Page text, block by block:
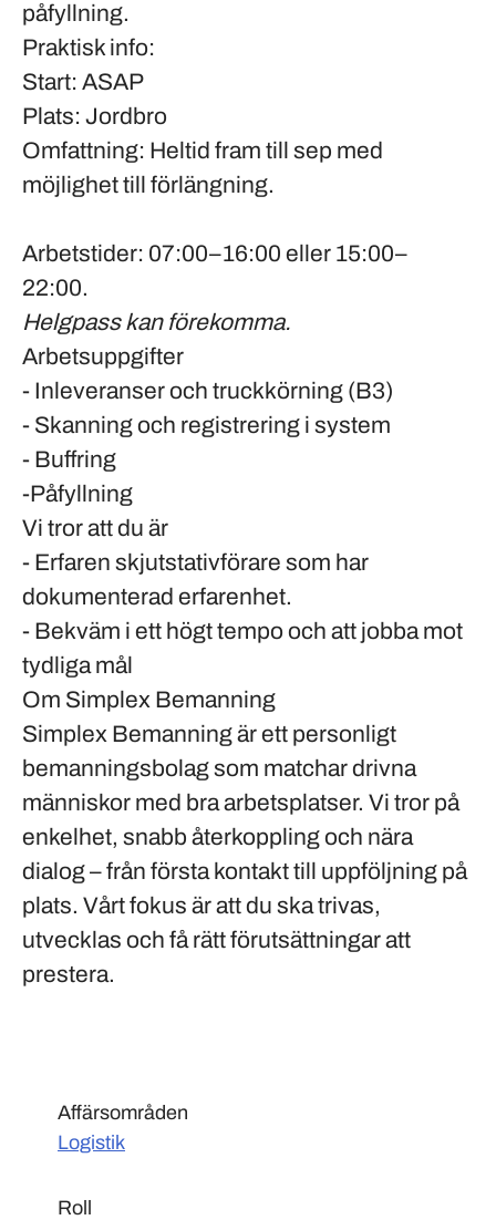
påfyllning.
Praktisk info:
Start: ASAP
Plats: Jordbro
Omfattning: Heltid fram till sep med
möjlighet till förlängning.
Arbetstider: 07:00–16:00 eller 15:00–
22:00.
Helgpass kan förekomma.
Arbetsuppgifter
- Inleveranser och truckkörning (B3)
- Skanning och registrering i system
- Buffring
-Påfyllning
Vi tror att du är
- Erfaren skjutstativförare som har
dokumenterad erfarenhet.
- Bekväm i ett högt tempo och att jobba mot
tydliga mål
Om Simplex Bemanning
Simplex Bemanning är ett personligt
bemanningsbolag som matchar drivna
människor med bra arbetsplatser. Vi tror på
enkelhet, snabb återkoppling och nära
dialog – från första kontakt till uppföljning på
plats. Vårt fokus är att du ska trivas,
utvecklas och få rätt förutsättningar att
prestera.
Affärsområden
Logistik
Roll